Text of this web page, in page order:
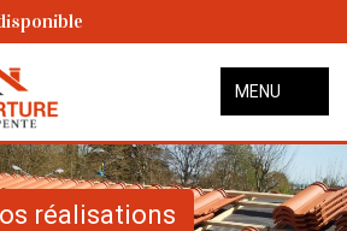
MENU
réalisations